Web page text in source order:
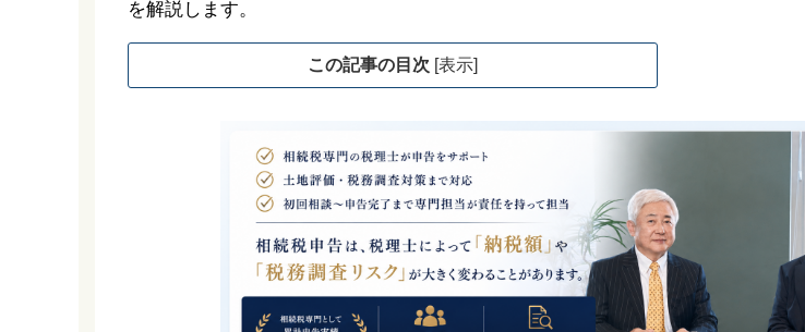
を解説します。
この記事の目次 [表示]